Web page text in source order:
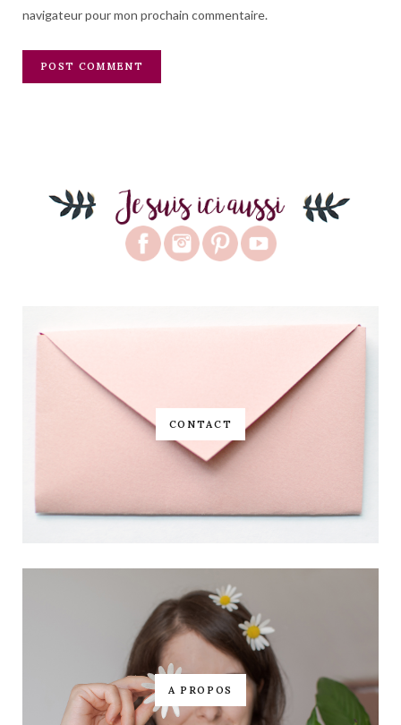
navigateur pour mon prochain commentaire.
CONTACT
A PROPOS